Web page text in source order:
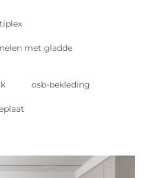
met gladde
osb-bekleding